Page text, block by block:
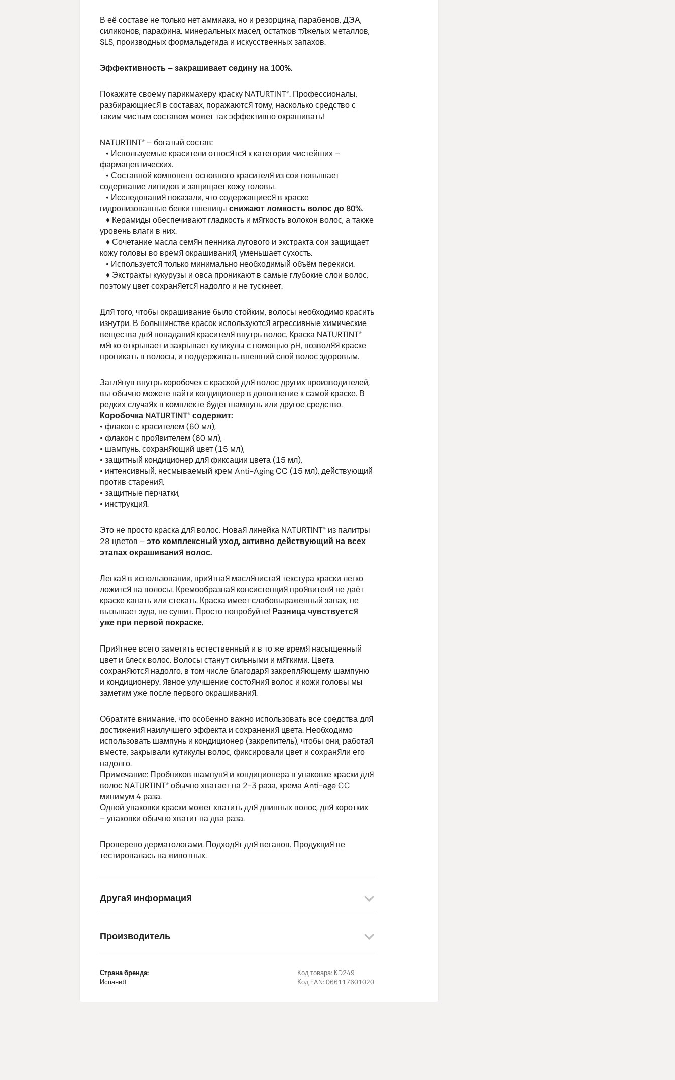
В её составе не только нет аммиака, но и резорцина, парабенов, ДЭА,
силиконов, парафина, минеральных масел, остатков тяжелых металлов,
SLS, производных формальдегида и искусственных запахов.
Эффективность – закрашивает седину на 100%.
Покажите своему парикмахеру краску NATURTINT®. Профессионалы,
разбирающиеся в составах, поражаются тому, насколько средство с
таким чистым составом может так эффективно окрашивать!
NATURTINT® – богатый состав:
• Используемые красители относятся к категории чистейших –
фармацевтических.
• Составной компонент основного красителя из сои повышает
содержание липидов и защищает кожу головы.
• Исследования показали, что содержащиеся в краске
гидролизованные белки пшеницы снижают ломкость волос до 80%.
♦ Керамиды обеспечивают гладкость и мягкость волокон волос, а также
уровень влаги в них.
♦ Сочетание масла семян пенника лугового и экстракта сои защищает
кожу головы во время окрашивания, уменьшает сухость.
• Используется только минимально необходимый объём перекиси.
♦ Экстракты кукурузы и овса проникают в самые глубокие слои волос,
поэтому цвет сохраняется надолго и не тускнеет.
Для того, чтобы окрашивание было стойким, волосы необходимо красить
изнутри. В большинстве красок используются агрессивные химические
вещества для попадания красителя внутрь волос. Краска NATURTINT®
мягко открывает и закрывает кутикулы с помощью pH, позволяя краске
проникать в волосы, и поддерживать внешний слой волос здоровым.
Заглянув внутрь коробочек с краской для волос других производителей,
вы обычно можете найти кондиционер в дополнение к самой краске. В
редких случаях в комплекте будет шампунь или другое средство.
Коробочка NATURTINT® содержит:
• флакон с красителем (60 мл),
• флакон с проявителем (60 мл),
• шампунь, сохраняющий цвет (15 мл),
• защитный кондиционер для фиксации цвета (15 мл),
• интенсивный, несмываемый крем Anti-Aging CC (15 мл), действующий
против старения,
• защитные перчатки,
• инструкция.
Это не просто краска для волос. Новая линейка NATURTINT® из палитры
28 цветов –это комплексный уход, активно действующий на всех
этапах окрашивания волос.
Легкая в использовании, приятная маслянистая текстура краски легко
ложится на волосы. Кремообразная консистенция проявителя не даёт
краске капать или стекать. Краска имеет слабовыраженный запах, не
вызывает зуда, не сушит. Просто попробуйте! Разница чувствуется
уже при первой покраске.
Приятнее всего заметить естественный и в то же время насыщенный
цвет и блеск волос. Волосы станут сильными и мягкими. Цвета
сохраняются надолго, в том числе благодаря закрепляющему шампуню
и кондиционеру. Явное улучшение состояния волос и кожи головы мы
заметим уже после первого окрашивания.
Обратите внимание, что особенно важно использовать все средства для
достижения наилучшего эффекта и сохранения цвета. Необходимо
использовать шампунь и кондиционер (закрепитель), чтобы они, работая
вместе, закрывали кутикулы волос, фиксировали цвет и сохраняли его
надолго.
Примечание: Пробников шампуня и кондиционера в упаковке краски для
волос NATURTINT® обычно хватает на 2-3 раза, крема Anti-age CC
минимум 4 раза.
Одной упаковки краски может хватить для длинных волос, для коротких
– упаковки обычно хватит на два раза.
Проверено дерматологами. Подходят для веганов. Продукция не
тестировалась на животных.
Другая информация
Производитель
Страна бренда:
Испания
Код товара: KD249
Код EAN: 066117601020